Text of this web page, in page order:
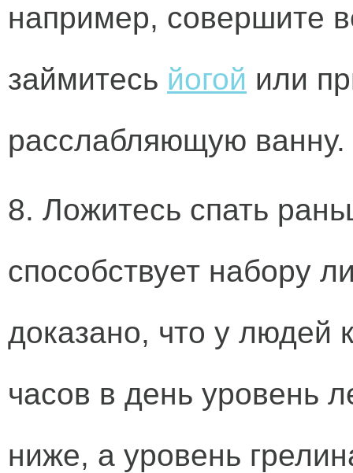
например, совершите
займитесь йогой или
расслабляющую ванну.
8. Ложитесь спать
способствует набору
доказано, что у людей
часов в день уровень
ниже, а уровень